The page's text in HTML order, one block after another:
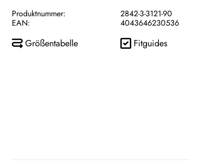
Produktnummer:
2842-3-3121-90
EAN:
4043646230536
Größentabelle Fitguides